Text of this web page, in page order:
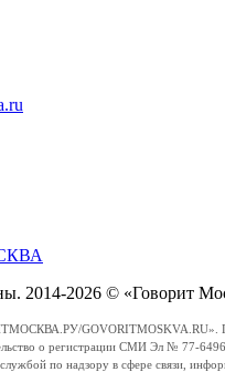
2014-2026 © «Говорит
GOVORITMOSKVA.RU».
о регистрации СМИ Эл № 77-
по надзору в сфере связи,